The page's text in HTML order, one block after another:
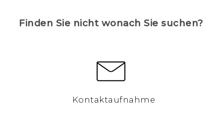
Finden Sie nicht wonach Sie suchen?
Kontaktaufnahme